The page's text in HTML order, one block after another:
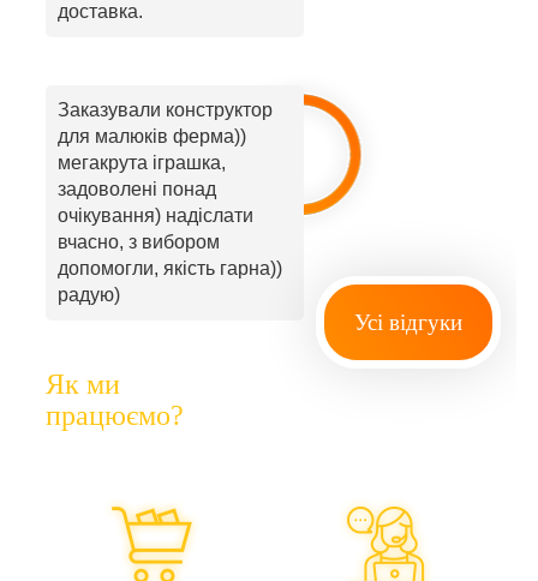
доставка.
Заказували конструктор
для малюків ферма))
мегакрута іграшка,
задоволені понад
очікування) надіслати
вчасно, з вибором
допомогли, якість гарна))
радую)
Усі відгуки
Як ми
працюємо?